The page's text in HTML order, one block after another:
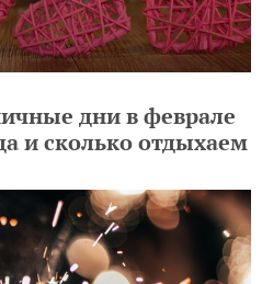
дни в феврале
и сколько отдыхаем